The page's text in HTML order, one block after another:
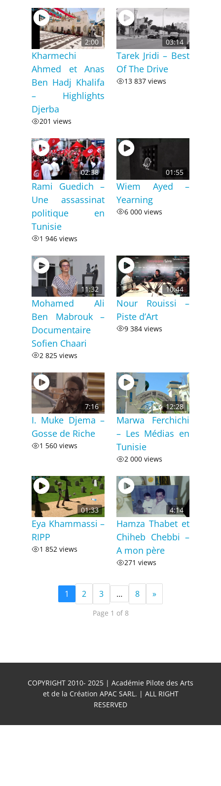
2:00
Kharmechi
Ahmed et Anas
Ben Hadj Khalifa
– Highlights
Djerba
201 views
03:14
Tarek Jridi – Best
Of The Drive
13 837 views
02:38
Rami Guedich –
Une assassinat
politique en
Tunisie
1 946 views
01:55
Wiem Ayed –
Yearning
6 000 views
11:32
Mohamed Ali
Ben Mabrouk –
Documentaire
Sofien Chaari
2 825 views
10:44
Nour Rouissi –
Piste d’Art
9 384 views
7:16
I. Muke Djema –
Gosse de Riche
1 560 views
12:28
Marwa Ferchichi
– Les Médias en
Tunisie
2 000 views
01:33
Eya Khammassi –
RIPP
1 852 views
4:14
Hamza Thabet et
Chiheb Chebbi –
A mon père
271 views
1 2 3 … 8 »
Page 1 of 8
COPYRIGHT 2010- 2025 | Académie Pilote des Arts
et de la Création APAC SARL. | ALL RIGHT
RESERVED